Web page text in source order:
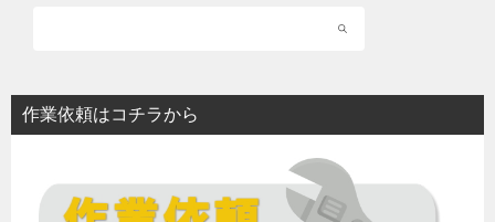
作業依頼はコチラから